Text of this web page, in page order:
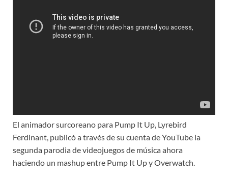
El animador surcoreano para Pump It Up, Lyrebird
Ferdinant, publicó a través de su cuenta de YouTube la
segunda parodia de videojuegos de música ahora
haciendo un mashup entre Pump It Up y Overwatch.